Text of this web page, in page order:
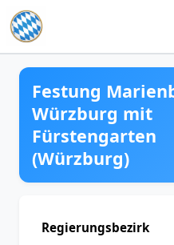
Zum Inhalt springen
Festung
Würzburg mit
Fürstengarten
(Würzburg)
Regierungsbezirk